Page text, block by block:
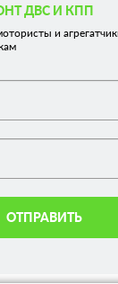
ДВС И КПП
и
ОТПРАВИТЬ